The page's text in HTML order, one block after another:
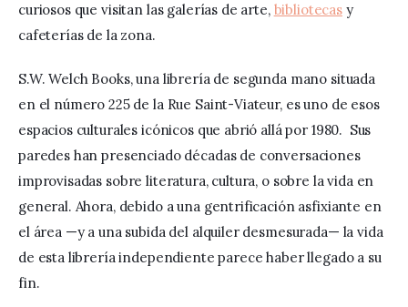
curiosos que visitan las galerías de arte, bibliotecas y
cafeterías de la zona.
S.W. Welch Books, una librería de segunda mano situada
en el número 225 de la Rue Saint-Viateur, es uno de esos
espacios culturales icónicos que abrió allá por 1980.  Sus
paredes han presenciado décadas de conversaciones
improvisadas sobre literatura, cultura, o sobre la vida en
general. Ahora, debido a una gentrificación asfixiante en
el área —y a una subida del alquiler desmesurada— la vida
de esta librería independiente parece haber llegado a su
fin.